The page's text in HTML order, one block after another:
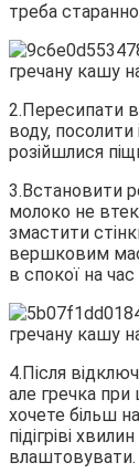
треба
2.Пересипати
воду,
розійшлися
3.Встановити
молоко не
змастити
вершковим
в спокої на
4.Після
але гречка
хочете більш
підігріві
влаштовувати.